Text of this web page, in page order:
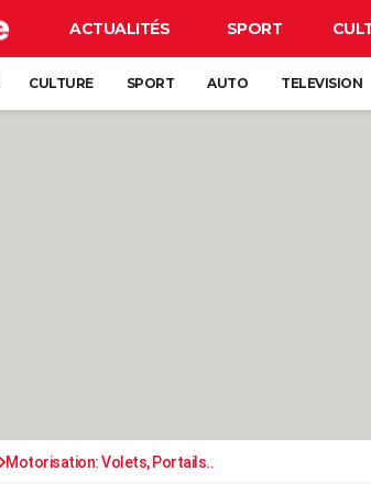
ACTUALITÉS SPORT
CULTURE SPORT AUTO TELEVISION
Motorisation: Volets, Portails..